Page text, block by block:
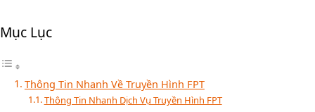
Mục Lục
Thông Tin Nhanh Về Truyền Hình FPT
Thông Tin Nhanh Dịch Vụ Truyền Hình FPT